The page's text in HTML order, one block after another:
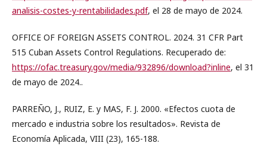
analisis-costes-y-rentabilidades.pdf, el 28 de mayo de 2024.
OFFICE OF FOREIGN ASSETS CONTROL. 2024. 31 CFR Part
515 Cuban Assets Control Regulations. Recuperado de:
https://ofac.treasury.gov/media/932896/download?inline, el 31
de mayo de 2024..
PARREÑO, J., RUIZ, E. y MAS, F. J. 2000. «Efectos cuota de
mercado e industria sobre los resultados». Revista de
Economía Aplicada, VIII (23), 165-188.